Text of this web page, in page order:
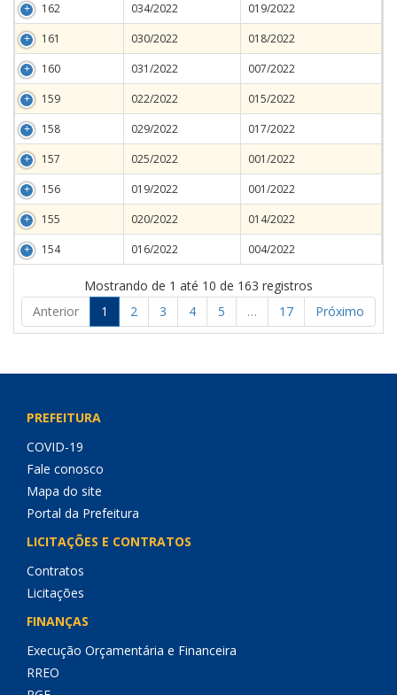
162
034/2022
019/2022
161
030/2022
018/2022
160
031/2022
007/2022
159
022/2022
015/2022
158
029/2022
017/2022
157
025/2022
001/2022
156
019/2022
001/2022
155
020/2022
014/2022
154
016/2022 004/2022
Mostrando de 1 até 10 de 163 registros
Anterior
1 2 3 4 5 … 17 Próximo
PREFEITURA
COVID-19
Fale conosco
Mapa do site
Portal da Prefeitura
LICITAÇÕES E CONTRATOS
Contratos
Licitações
FINANÇAS
Execução Orçamentária e Financeira
RREO